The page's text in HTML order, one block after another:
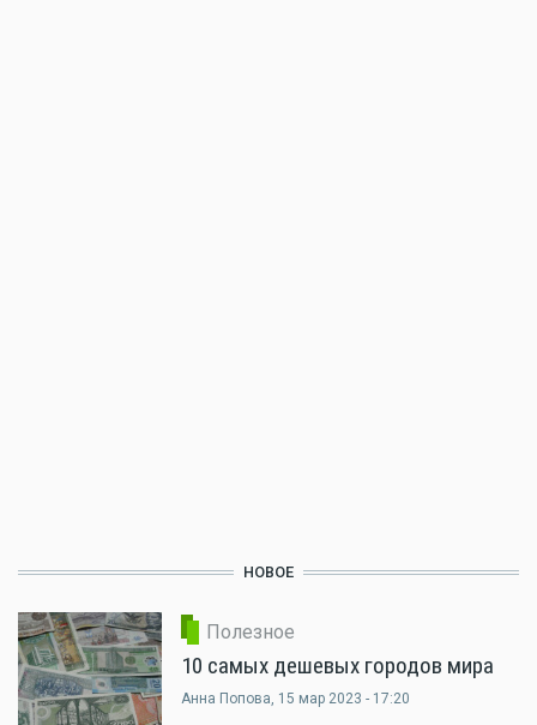
НОВОЕ
Полезное
10 самых дешевых городов мира
Анна Попова, 15 мар 2023 - 17:20